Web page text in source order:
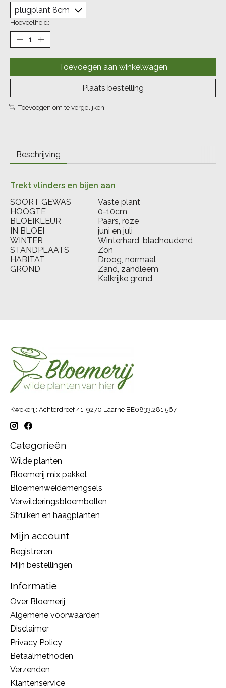
Hoeveelheid:
Toevoegen aan winkelwagen
Plaats bestelling
Toevoegen om te vergelijken
Beschrijving
Trekt vlinders en bijen aan
SOORT GEWAS
Vaste plant
HOOGTE
0-10cm
BLOEIKLEUR
Paars, roze
IN BLOEI
juni en juli
WINTER
Winterhard, bladhoudend
STANDPLAATS
Zon
HABITAT
Droog, normaal
GROND
Zand, zandleem
Kalkrijke grond
Kwekerij: Achterdreef 41, 9270 Laarne BE0833.281.567
Categorieën
Wilde planten
Bloemerij mix pakket
Bloemenweidemengsels
Verwilderingsbloembollen
Struiken en haagplanten
Mijn account
Registreren
Mijn bestellingen
Informatie
Over Bloemerij
Algemene voorwaarden
Disclaimer
Privacy Policy
Betaalmethoden
Verzenden
Klantenservice